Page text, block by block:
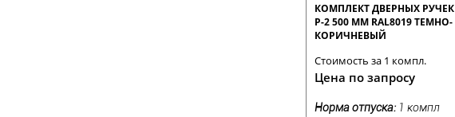
КОМПЛЕКТ ДВЕРНЫХ РУЧЕК
Р-2 500 ММ RAL8019 ТЕМНО-
КОРИЧНЕВЫЙ
Стоимость за 1 компл.
Цена по запросу
Норма отпуска:1 компл